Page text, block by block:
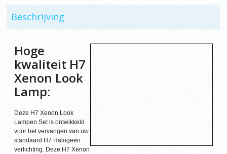
Beschrijving
Hoge
kwaliteit H7
Xenon Look
Lamp:
Deze H7 Xenon Look
Lampen Set is ontwikkeld
voor het vervangen van uw
standaard H7 Halogeen
verlichting. Deze H7 Xenon